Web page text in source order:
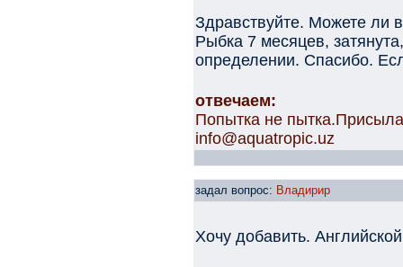
Здравствуйте. Можете ли
Рыбка 7 месяцев,
определении. Спасибо.
отвечаем:
Попытка не
info@aquatropic.uz
задал вопрос: Владирир
Хочу добавить.